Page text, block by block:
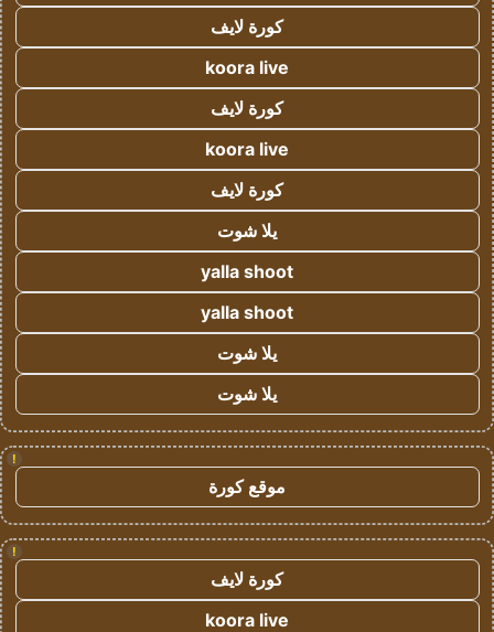
كورة لايف
koora live
كورة لايف
koora live
كورة لايف
يلا شوت
yalla shoot
yalla shoot
يلا شوت
يلا شوت
!
موقع كورة
!
كورة لايف
koora live